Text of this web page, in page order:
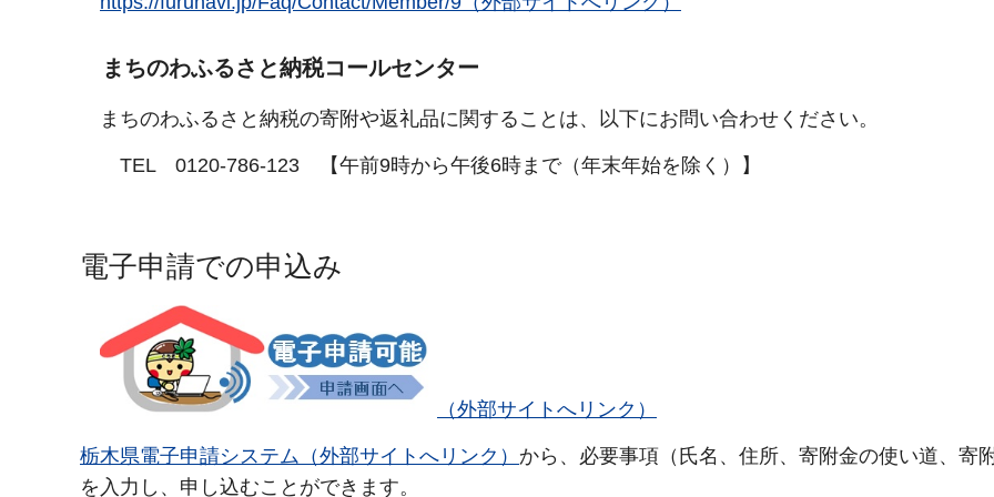
まちのわふるさと納税コールセンター
まちのわふるさと納税の寄附や返礼品に関することは、以下にお問い合わせください。
TEL 0120-786-123 【午前9時から午後6時まで（年末年始を除く）】
電子申請での申込み
（外部サイトへリンク）
栃木県電子申請システム（外部サイトへリンク） から、必要事項（氏名、住所、寄附金の使い道、寄
を入力し、申し込むことができます。